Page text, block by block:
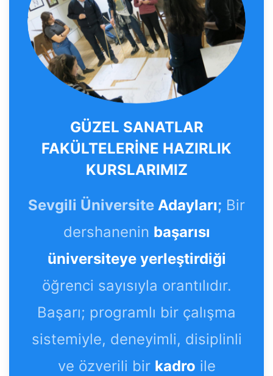
GÜZEL SANATLAR
FAKÜLTELERİNE HAZIRLIK
KURSLARIMIZ
Sevgili Üniversite Adayları; Bir
dershanenin başarısı
üniversiteye yerleştirdiği
öğrenci sayısıyla orantılıdır.
Başarı; programlı bir çalışma
sistemiyle, deneyimli, disiplinli
ve özverili bir kadro ile